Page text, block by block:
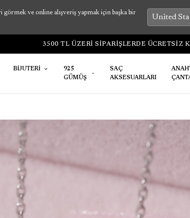
ve online alışveriş yapmak için başka bir
1-7 İŞ GÜNÜNDE ÜRÜNLER
BİJUTERİ
925
GÜMÜŞ
SAÇ
AKSESUARLARI